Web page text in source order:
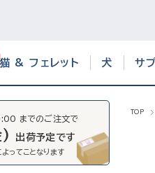
猫 & フェレット 犬 サ
TOP
までのご注文で
) 出荷予定です